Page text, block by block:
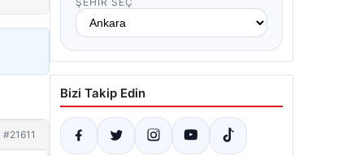
#21611
Bizi Takip Edin